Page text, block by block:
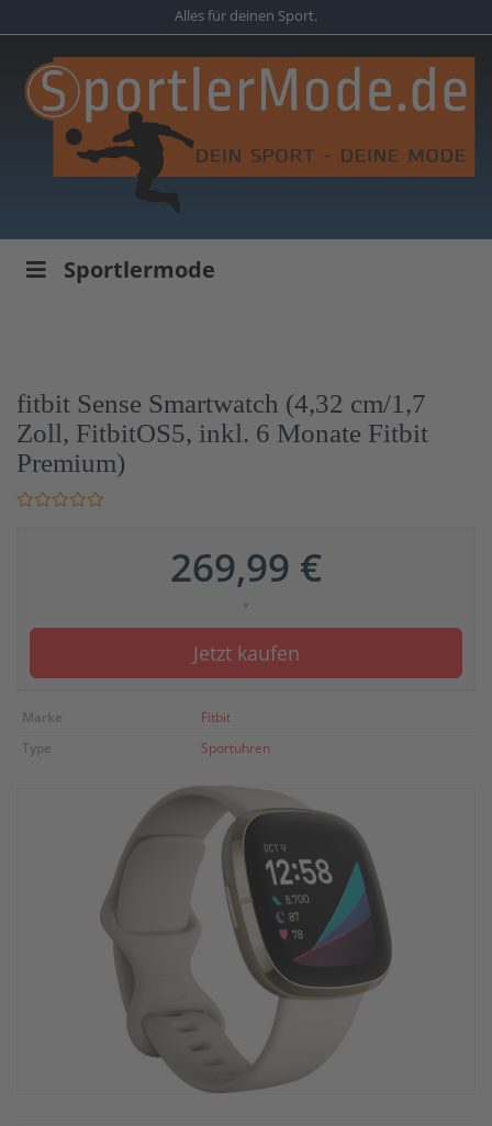
to
content
Alles für deinen Sport.
Sportlermode
fitbit Sense Smartwatch (4,32 cm/1,7
Zoll, FitbitOS5, inkl. 6 Monate Fitbit
Premium)
269,99 €
*
Jetzt kaufen
Marke
Fitbit
Type
Sportuhren